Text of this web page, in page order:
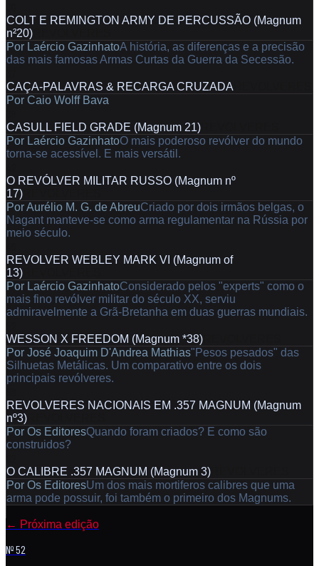
COLT E REMINGTON ARMY DE PERCUSSÃO (Magnum
n²20)
Por Laércio GazinhatoA história, as diferenças e a precisão
das mais famosas Armas Curtas da Guerra da Secessão.
CAÇA-PALAVRAS & RECARGA CRUZADA
Por Caio Wolff Bava
CASULL FIELD GRADE (Magnum 21)
Por Laércio GazinhatoO mais poderoso revólver do mundo
torna-se acessível. E mais versátil.
O REVÓLVER MILITAR RUSSO (Magnum nº
17)
PorAurélio M. G. de AbreuCriado por dois irmãos belgas, o
Nagant manteve-se como arma regulamentar na Rússia por
meio século.
REVOLVER WEBLEY MARK VI (Magnum of
13)
Por Laércio GazinhatoConsiderado pelos "experts" como o
mais fino revólver militar do século XX, serviu
admiravelmente a Grã-Bretanha em duas guerras mundiais.
WESSON X FREEDOM (Magnum *38)
Por José Joaquim D'Andrea Mathias"Pesos pesados" das
Silhuetas Metálicas. Um comparativo entre os dois
principais revólveres.
REVOLVERES NACIONAIS EM .357 MAGNUM (Magnum
nº3)
Por Os EditoresQuando foram criados? E como são
construidos?
O CALIBRE .357 MAGNUM (Magnum 3)
Por Os EditoresUm dos mais mortiferos calibres que uma
arma pode possuir, foi também o primeiro dos Magnums.
← Próxima edição
Nº 52